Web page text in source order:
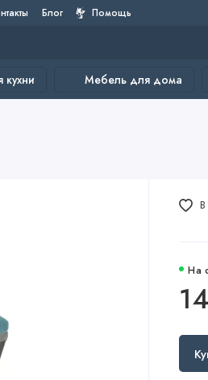
Блог Помощь
Мебель для дома
На